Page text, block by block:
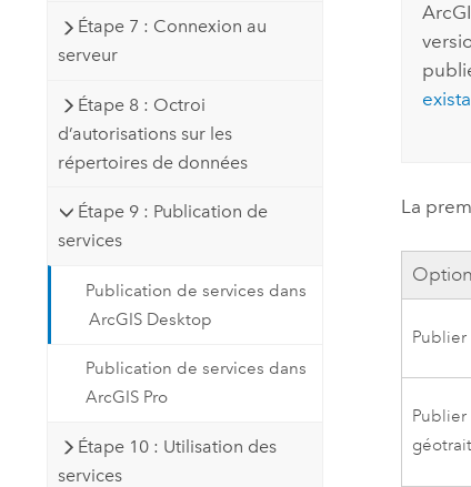
Étape 7 : Connexion au
serveur
Étape 8 : Octroi
d’autorisations sur les
répertoires de données
Étape 9 : Publication de
services
Publication de services dans
ArcGIS Desktop
Publication de services dans
ArcGIS Pro
Étape 10 : Utilisation des
services
La
Option
Publier